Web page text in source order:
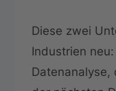
Diese zwei
Industrien
Datenanalyse,